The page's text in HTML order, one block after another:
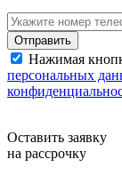
Нажимая
персональных
Оставить заявку
на рассрочку